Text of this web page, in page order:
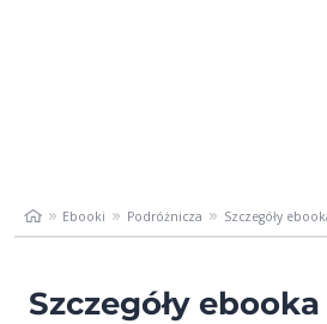
Ebooki Podróżnicza Szczegóły
Szczegóły ebooka